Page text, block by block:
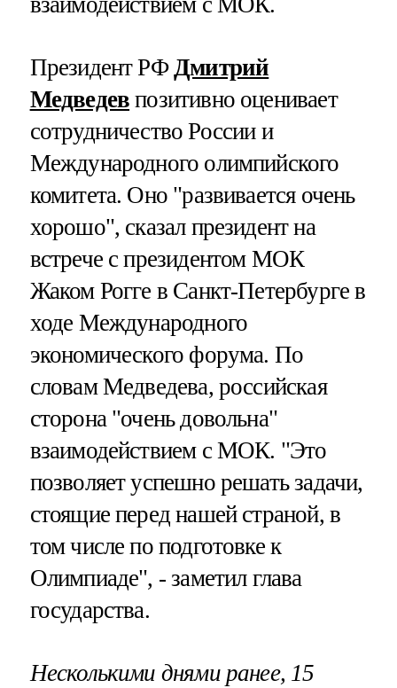
Президент РФДмитрий
Медведев позитивно оценивает
сотрудничество России и
Международного олимпийского
комитета. Оно "развивается очень
хорошо", сказал президент на
встрече с президентом МОК
Жаком Рогге в Санкт-Петербурге в
ходе Международного
экономического форума. По
словам Медведева, российская
сторона "очень довольна"
взаимодействием с МОК. "Это
позволяет успешно решать задачи,
стоящие перед нашей страной, в
том числе по подготовке к
Олимпиаде", - заметил глава
государства.
Несколькими днями ранее, 15